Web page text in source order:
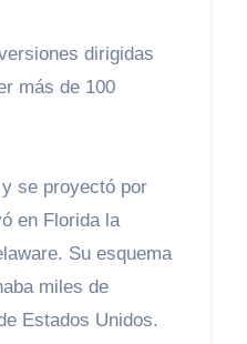
dirigidas
más de 100
se proyectó por
en Florida la
Su esquema
miles de
Estados Unidos.